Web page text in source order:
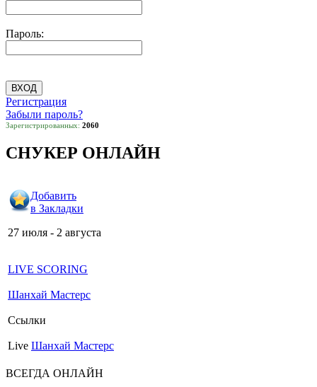
Пароль:
Регистрация
Забыли пароль?
Зарегистрированных: 2060
СНУКЕР ОНЛАЙН
Добавить
в Закладки
27 июля - 2 августа
LIVE SCORING
Шанхай Мастерс
Ссылки
Live Шанхай Мастерс
ВСЕГДА ОНЛАЙН